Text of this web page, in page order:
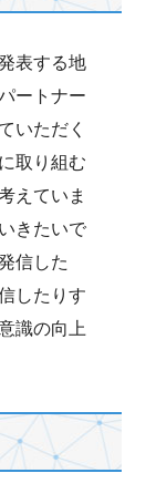
表する地
ートナー
いただく
取り組む
えていま
きたいで
信した
したりす
識の向上